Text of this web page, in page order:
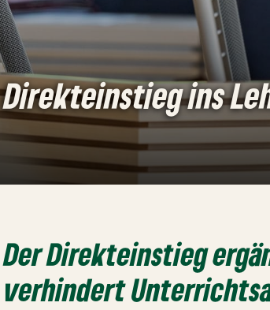
Direkteinstieg ins
Der Direkteinstieg
verhindert